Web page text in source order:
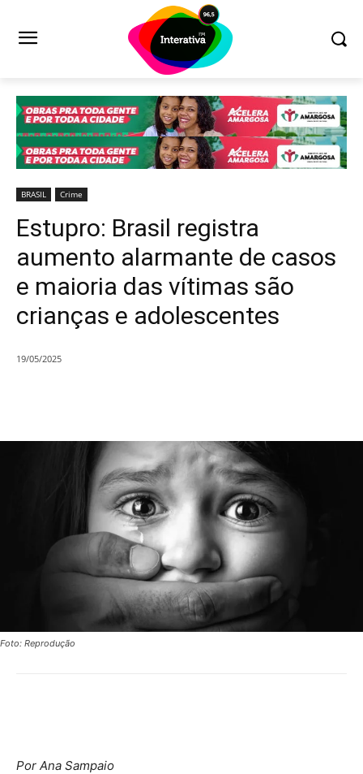
BRASIL Crime
Estupro: Brasil registra
aumento alarmante de casos
e maioria das vítimas são
crianças e adolescentes
19/05/2025
Foto: Reprodução
Por Ana Sampaio